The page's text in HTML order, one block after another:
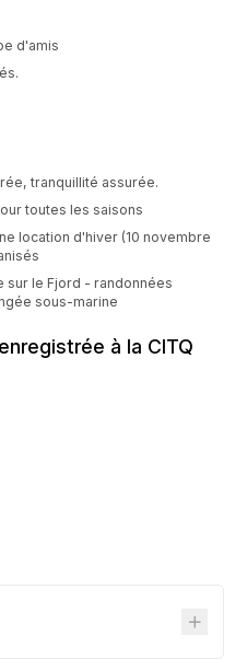
d'amis
tranquillité assurée.
toutes les saisons
location d'hiver (10 novembre
le Fjord - randonnées
sous-marine
à la CITQ